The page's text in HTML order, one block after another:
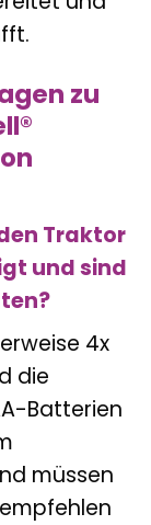
zu
Traktor
und sind
4x
die
Batterien
müssen